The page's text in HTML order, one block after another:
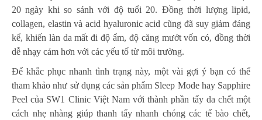
20 ngày khi so sánh với độ tuổi 20. Đồng thời lượng lipid,
collagen, elastin và acid hyaluronic acid cũng đã suy giảm đáng
kể, khiến làn da mất đi độ ẩm, độ căng mướt vốn có, đồng thời
dễ nhạy cảm hơn với các yếu tố từ môi trường.
Để khắc phục nhanh tình trạng này, một vài gợi ý bạn có thể
tham khảo như sử dụng các sản phẩm Sleep Mode hay Sapphire
Peel của SW1 Clinic Việt Nam với thành phần tẩy da chết một
cách nhẹ nhàng giúp thanh tẩy nhanh chóng các tế bào chết,